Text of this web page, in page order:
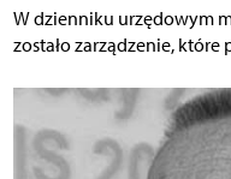
W dzienniku urzędowym
zostało zarządzenie, które